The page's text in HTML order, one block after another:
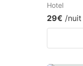
Hotel
29€ /nuit